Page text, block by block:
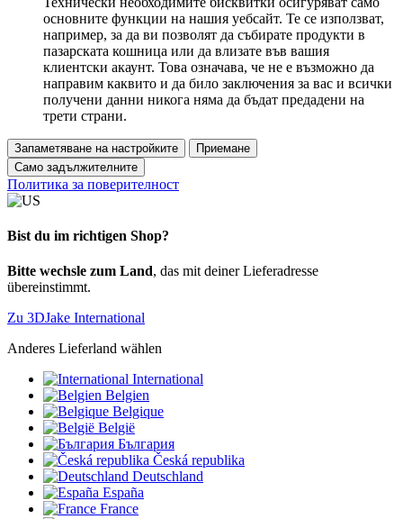
основните функции на нашия уебсайт. Те се използват,
например, за да ви позволят да събирате продукти в
пазарската кошница или да влизате във вашия
клиентски акаунт. Това означава, че не е възможно да
направим каквито и да било заключения за вас и всички
получени данни никога няма да бъдат предадени на
трети страни.
Запаметяване на настройките
Приемане
Само задължителните
Политика за поверителност
Bist du im richtigen Shop?
Bitte wechsle zum Land, das mit deiner Lieferadresse
übereinstimmt.
Zu 3DJake International
Anderes Lieferland wählen
International
Belgien
Belgique
België
България
Česká republika
Deutschland
España
France